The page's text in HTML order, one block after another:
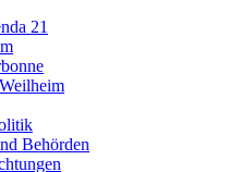
21
Behörden